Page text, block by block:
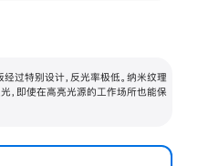
过特别设计，反光率极低。纳米纹理
，即使在高亮光源的工作场所也能保